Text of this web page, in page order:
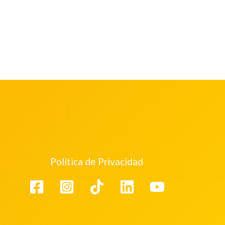
Política de Privacidad